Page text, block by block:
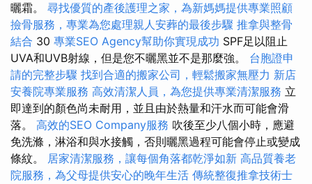
曬霜。 尋找優質的產後護理之家，為新媽媽提供專業照顧
撿骨服務，專業為您處理親人安葬的最後步驟 推拿與整骨
結合 30 專業SEO Agency幫助你實現成功 SPF足以阻止
UVA和UVB射線，但是您不曬黑並不是那麼強。 台胞證申
請的完整步驟 找到合適的搬家公司，輕鬆搬家無壓力 新店
安養院專業服務 高效清潔人員，為您提供專業清潔服務 立
即達到的顏色尚未耐用，並且由於熱量和汗水而可能會滑
落。 高效的SEO Company服務 吹後至少八個小時，應避
免洗滌，淋浴和與水接觸，否則曬黑過程可能會停止或變成
條紋。 居家清潔服務，讓每個角落都乾淨如新 高品質養老
院服務，為父母提供安心的晚年生活 傳統整復推拿技術士